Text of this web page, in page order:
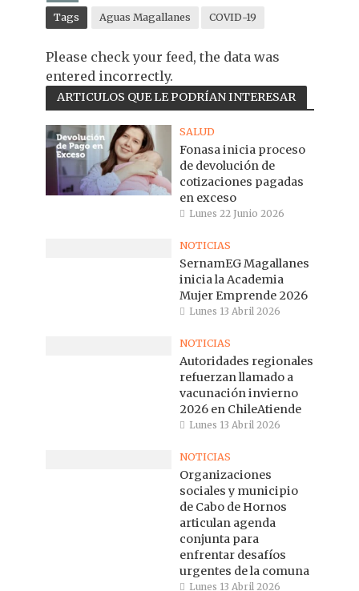
Tags Aguas Magallanes COVID-19
Please check your feed, the data was
entered incorrectly.
ARTICULOS QUE LE PODRÍAN INTERESAR
SALUD
Fonasa inicia proceso
de devolución de
cotizaciones pagadas
en exceso
Lunes 22 Junio 2026
NOTICIAS
SernamEG Magallanes
inicia la Academia
Mujer Emprende 2026
Lunes 13 Abril 2026
NOTICIAS
Autoridades regionales
refuerzan llamado a
vacunación invierno
2026 en ChileAtiende
Lunes 13 Abril 2026
NOTICIAS
Organizaciones
sociales y municipio
de Cabo de Hornos
articulan agenda
conjunta para
enfrentar desafíos
urgentes de la comuna
Lunes 13 Abril 2026